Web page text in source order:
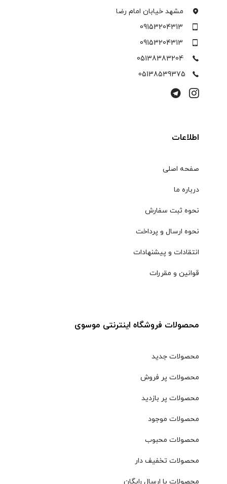
مشهد خیابان امام رضا
09153204313
09153204313
05138383204
05138539375
اطلاعات
صفحه اصلی
درباره ما
نحوه ثبت سفارش
نحوه ارسال و پرداخت
انتقادات و پیشنهادات
قوانین و مقررات
محصولات فروشگاه اینترنتی موسوی
محصولات جدید
محصولات پر فروش
محصولات پر بازدید
محصولات موجود
محصولات محبوب
محصولات تخفیف دار
محصولات با ارسال رایگان